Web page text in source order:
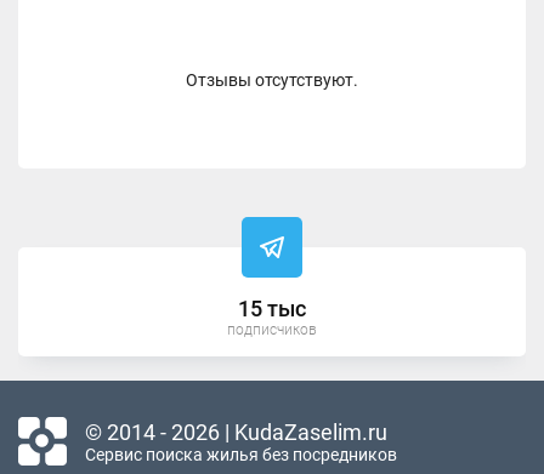
Отзывы отсутствуют.
15 тыс
подписчиков
© 2014 - 2026 | KudaZaselim.ru
Сервис поиска жилья без посредников